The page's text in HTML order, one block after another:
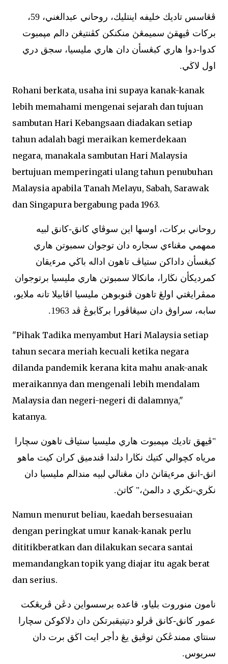
ڤڠاسس تاديك خليفه اينتليك، روحاني عبدالغني، 59،
بركات ڤيهقڽ سميمڠڽ منكنكن كڤنتيڠن دالم مڽمبوت
كدوا-دوا هاري كبڠسأن دان هاري مليسيا، سجق دري
اول لاڬي.
Rohani berkata, usaha ini supaya kanak-kanak
lebih memahami mengenai sejarah dan tujuan
sambutan Hari Kebangsaan diadakan setiap
tahun adalah bagi meraikan kemerdekaan
negara, manakala sambutan Hari Malaysia
bertujuan memperingati ulang tahun penubuhan
Malaysia apabila Tanah Melayu, Sabah, Sarawak
dan Singapura bergabung pada 1963.
روحاني بركات، اوسها اين سوڤاي كانق-كانق لبيه
ممهمي مڠناءي سجاره دان توجوان سمبوتن هاري
كبڠسأن داداكن ستياڤ تاهون اداله باڬي مرءيقان
كمرديكأن نڬارا، مانكالا سمبوتن هاري مليسيا برتوجوان
ممڤرايڠتي اولڠ تاهون ڤنوبوهن مليسيا اڤابيلا تانه ملايو،
سابه، سراوق دان سيڠاڤورا برڬابوڠ ڤد 1963.
"Pihak Tadika menyambut Hari Malaysia setiap
tahun secara meriah kecuali ketika negara
dilanda pandemik kerana kita mahu anak-anak
meraikannya dan mengenali lebih mendalam
Malaysia dan negeri-negeri di dalamnya,"
katanya.
"ڤيهق تاديك مڽمبوت هاري مليسيا ستياڤ تاهون سچارا
مرياه كچوالي كتيك نڬارا دلندا ڤندميق كران كيت ماهو
انق-انق مرءيقانڽ دان مڠنالي لبيه مندالم مليسيا دان
نڬري-نڬري د دالمڽ،" كاتڽ.
Namun menurut beliau, kaedah bersesuaian
dengan peringkat umur kanak-kanak perlu
dititikberatkan dan dilakukan secara santai
memandangkan topik yang diajar itu agak berat
dan serius.
نامون منوروت بلياو، قاعده برسسواين دڠن ڤريڠكت
عمور كانق-كانق ڤرلو دتيتيقبرتكن دان دلاكوكن سچارا
سنتاي ممندڠكن توڤيق يڠ دأجر ايت اڬق برت دان
سريوس.